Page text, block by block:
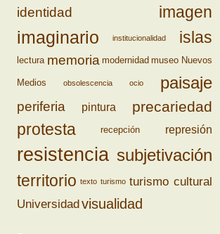
identidad imagen
imaginario institucionalidad islas
lectura memoria modernidad museo Nuevos
Medios obsolescencia ocio paisaje
periferia pintura precariedad
protesta recepción represión
resistencia subjetivación
territorio texto turismo turismo cultural
Universidadvisualidad